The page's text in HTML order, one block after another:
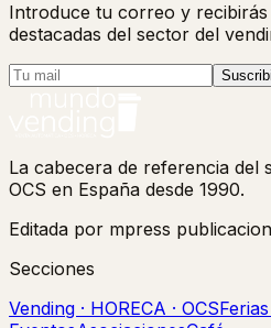
Introduce tu correo y recibirás
destacadas del sector del
La cabecera de referencia del
OCS en España desde 1990.
Editada por mpress
Secciones
Vending · HORECA · OCS